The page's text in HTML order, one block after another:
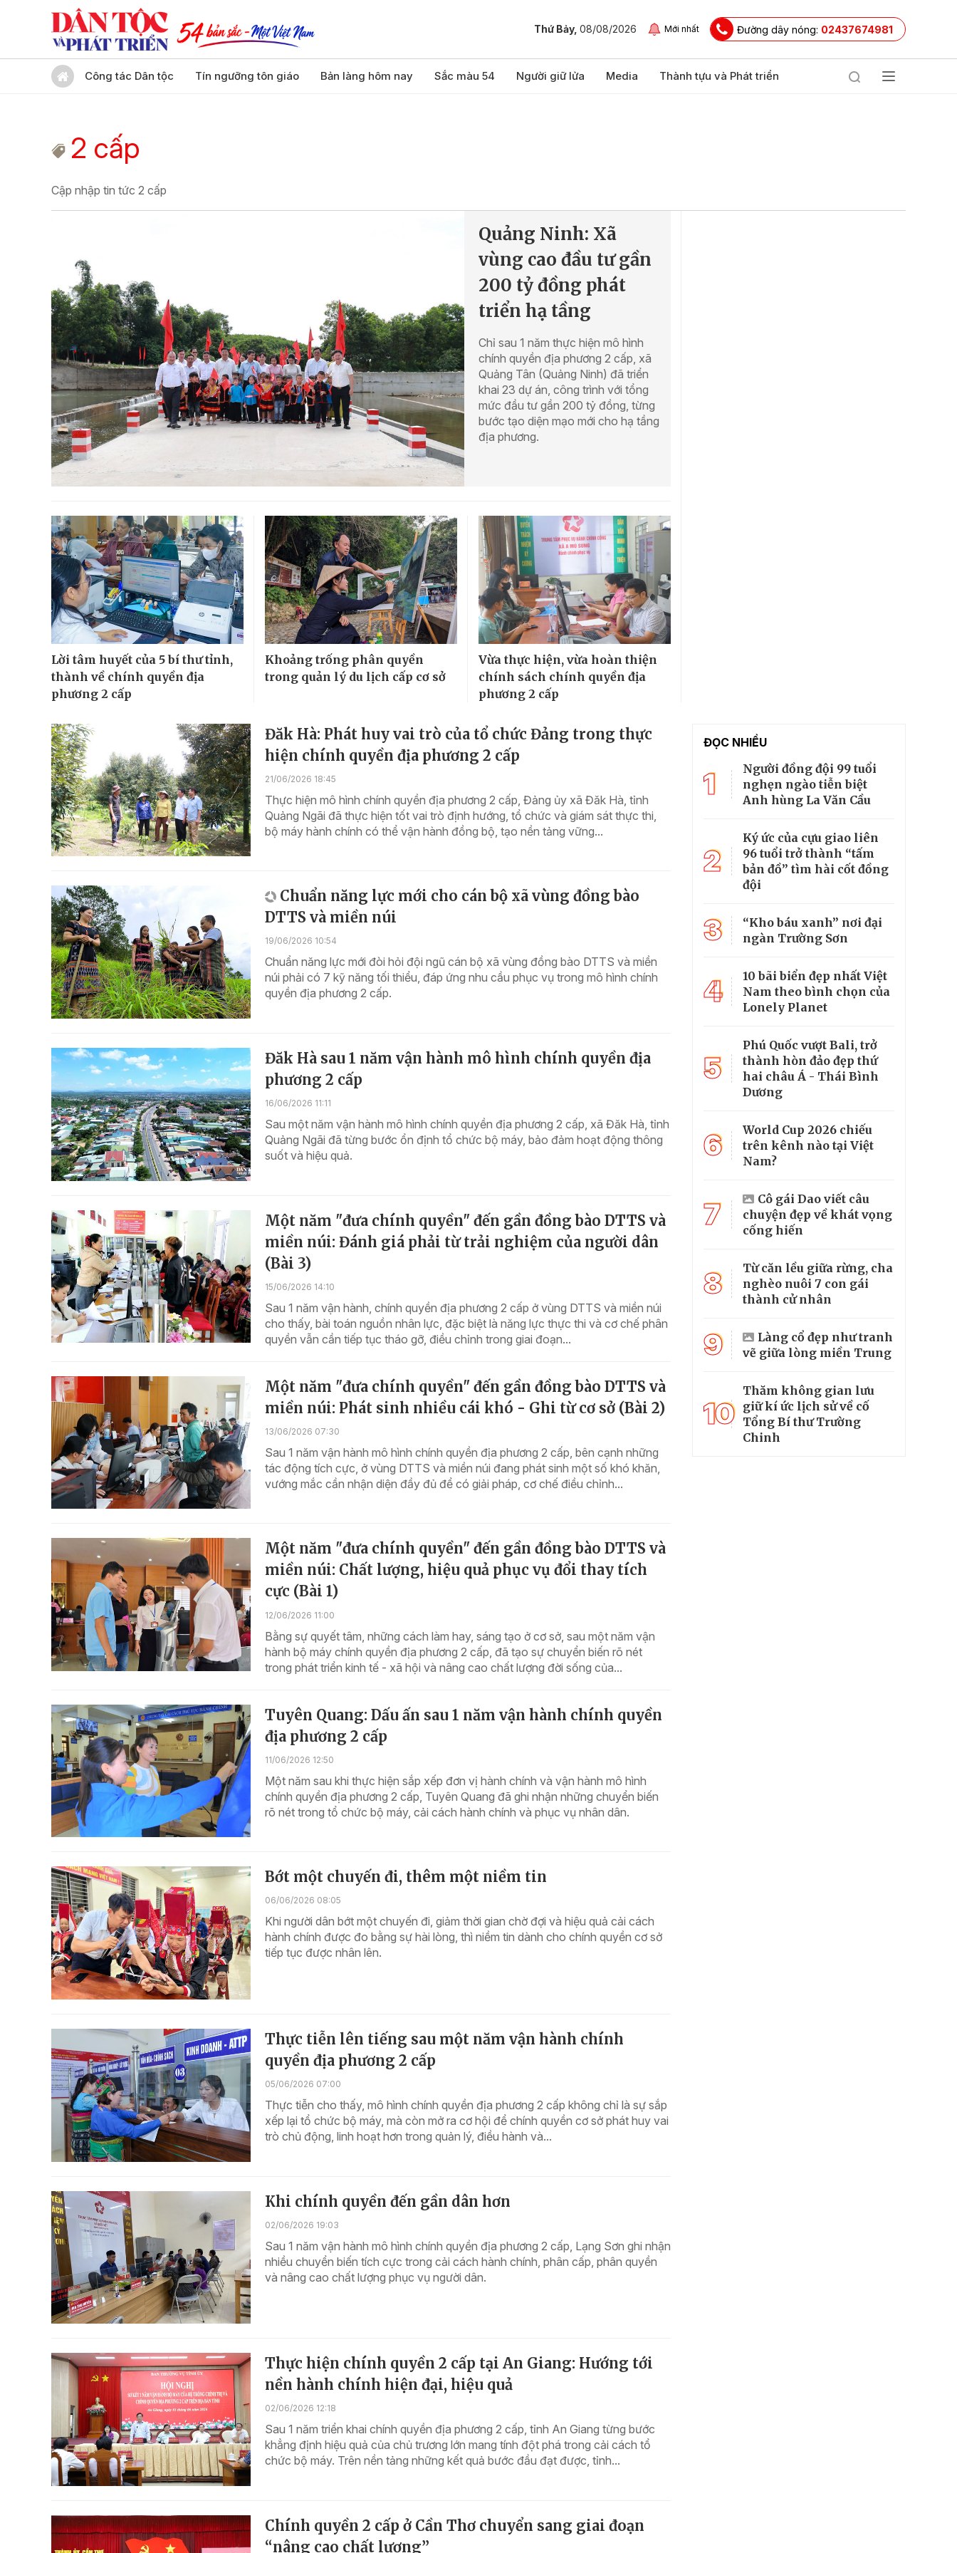
Thứ Bảy, 08/08/2026 Mới nhất Đường dây nóng: 02437674981
Công tác Dân tộc Tín ngưỡng tôn giáo Bản làng hôm nay Sắc màu 54 Người giữ lửa Media Thành tựu và Phát triển
2 cấp
Cập nhập tin tức 2 cấp
Quảng Ninh: Xã
vùng cao đầu tư gần
200 tỷ đồng phát
triển hạ tầng
Chỉ sau 1 năm thực hiện mô hình
chính quyền địa phương 2 cấp, xã
Quảng Tân (Quảng Ninh) đã triển
khai 23 dự án, công trình với tổng
mức đầu tư gần 200 tỷ đồng, từng
bước tạo diện mạo mới cho hạ tầng
địa phương.
Lời tâm huyết của 5 bí thư tỉnh,
thành về chính quyền địa
phương 2 cấp
Khoảng trống phân quyền
trong quản lý du lịch cấp cơ sở
Vừa thực hiện, vừa hoàn thiện
chính sách chính quyền địa
phương 2 cấp
Đăk Hà: Phát huy vai trò của tổ chức Đảng trong thực
hiện chính quyền địa phương 2 cấp
21/06/2026 18:45
Thực hiện mô hình chính quyền địa phương 2 cấp, Đảng ủy xã Đăk Hà, tỉnh
Quảng Ngãi đã thực hiện tốt vai trò định hướng, tổ chức và giám sát thực thi,
bộ máy hành chính có thể vận hành đồng bộ, tạo nền tảng vững...
Chuẩn năng lực mới cho cán bộ xã vùng đồng bào
DTTS và miền núi
19/06/2026 10:54
Chuẩn năng lực mới đòi hỏi đội ngũ cán bộ xã vùng đồng bào DTTS và miền
núi phải có 7 kỹ năng tối thiểu, đáp ứng nhu cầu phục vụ trong mô hình chính
quyền địa phương 2 cấp.
Đăk Hà sau 1 năm vận hành mô hình chính quyền địa
phương 2 cấp
16/06/2026 11:11
Sau một năm vận hành mô hình chính quyền địa phương 2 cấp, xã Đăk Hà, tỉnh
Quảng Ngãi đã từng bước ổn định tổ chức bộ máy, bảo đảm hoạt động thông
suốt và hiệu quả.
Một năm "đưa chính quyền" đến gần đồng bào DTTS và
miền núi: Đánh giá phải từ trải nghiệm của người dân
(Bài 3)
15/06/2026 14:10
Sau 1 năm vận hành, chính quyền địa phương 2 cấp ở vùng DTTS và miền núi
cho thấy, bài toán nguồn nhân lực, đặc biệt là năng lực thực thi và cơ chế phân
quyền vẫn cần tiếp tục tháo gỡ, điều chỉnh trong giai đoạn...
Một năm "đưa chính quyền" đến gần đồng bào DTTS và
miền núi: Phát sinh nhiều cái khó - Ghi từ cơ sở (Bài 2)
13/06/2026 07:30
Sau 1 năm vận hành mô hình chính quyền địa phương 2 cấp, bên cạnh những
tác động tích cực, ở vùng DTTS và miền núi đang phát sinh một số khó khăn,
vướng mắc cần nhận diện đầy đủ để có giải pháp, cơ chế điều chỉnh...
Một năm "đưa chính quyền" đến gần đồng bào DTTS và
miền núi: Chất lượng, hiệu quả phục vụ đổi thay tích
cực (Bài 1)
12/06/2026 11:00
Bằng sự quyết tâm, những cách làm hay, sáng tạo ở cơ sở, sau một năm vận
hành bộ máy chính quyền địa phương 2 cấp, đã tạo sự chuyển biến rõ nét
trong phát triển kinh tế - xã hội và nâng cao chất lượng đời sống của...
Tuyên Quang: Dấu ấn sau 1 năm vận hành chính quyền
địa phương 2 cấp
11/06/2026 12:50
Một năm sau khi thực hiện sắp xếp đơn vị hành chính và vận hành mô hình
chính quyền địa phương 2 cấp, Tuyên Quang đã ghi nhận những chuyển biến
rõ nét trong tổ chức bộ máy, cải cách hành chính và phục vụ nhân dân.
Bớt một chuyến đi, thêm một niềm tin
06/06/2026 08:05
Khi người dân bớt một chuyến đi, giảm thời gian chờ đợi và hiệu quả cải cách
hành chính được đo bằng sự hài lòng, thì niềm tin dành cho chính quyền cơ sở
tiếp tục được nhân lên.
Thực tiễn lên tiếng sau một năm vận hành chính
quyền địa phương 2 cấp
05/06/2026 07:00
Thực tiễn cho thấy, mô hình chính quyền địa phương 2 cấp không chỉ là sự sắp
xếp lại tổ chức bộ máy, mà còn mở ra cơ hội để chính quyền cơ sở phát huy vai
trò chủ động, linh hoạt hơn trong quản lý, điều hành và...
Khi chính quyền đến gần dân hơn
02/06/2026 19:03
Sau 1 năm vận hành mô hình chính quyền địa phương 2 cấp, Lạng Sơn ghi nhận
nhiều chuyển biến tích cực trong cải cách hành chính, phân cấp, phân quyền
và nâng cao chất lượng phục vụ người dân.
Thực hiện chính quyền 2 cấp tại An Giang: Hướng tới
nền hành chính hiện đại, hiệu quả
02/06/2026 12:18
Sau 1 năm triển khai chính quyền địa phương 2 cấp, tỉnh An Giang từng bước
khẳng định hiệu quả của chủ trương lớn mang tính đột phá trong cải cách tổ
chức bộ máy. Trên nền tảng những kết quả bước đầu đạt được, tỉnh...
Chính quyền 2 cấp ở Cần Thơ chuyển sang giai đoạn
“nâng cao chất lượng”
ĐỌC NHIỀU
1
Người đồng đội 99 tuổi
nghẹn ngào tiễn biệt
Anh hùng La Văn Cầu
2
Ký ức của cựu giao liên
96 tuổi trở thành “tấm
bản đồ” tìm hài cốt đồng
đội
3
“Kho báu xanh” nơi đại
ngàn Trường Sơn
4
10 bãi biển đẹp nhất Việt
Nam theo bình chọn của
Lonely Planet
5
Phú Quốc vượt Bali, trở
thành hòn đảo đẹp thứ
hai châu Á - Thái Bình
Dương
6
World Cup 2026 chiếu
trên kênh nào tại Việt
Nam?
7
Cô gái Dao viết câu
chuyện đẹp về khát vọng
cống hiến
8
Từ căn lều giữa rừng, cha
nghèo nuôi 7 con gái
thành cử nhân
9
Làng cổ đẹp như tranh
vẽ giữa lòng miền Trung
10
Thăm không gian lưu
giữ kí ức lịch sử về cố
Tổng Bí thư Trường
Chinh